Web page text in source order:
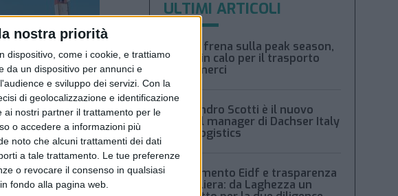
nostra priorità
dispositivo, come i cookie, e trattiamo
da un dispositivo per annunci e
e sviluppo dei servizi. Con la
di geolocalizzazione e identificazione
ai nostri partner il trattamento per le
o accedere a informazioni più
noto che alcuni trattamenti dei dati
a tale trattamento. Le tue preferenze
o revocare il consenso in qualsiasi
fondo alla pagina web.
ULTIMI ARTICOLI
Xeneta frena sulla peak season,
tariffe in calo per il trasporto
aereo merci
Alessandro Scotti è il nuovo
general manager di Dachser Italy
Food Logistics
Regolamento Eidf e trasparenza
della filiera: da Laghezza un